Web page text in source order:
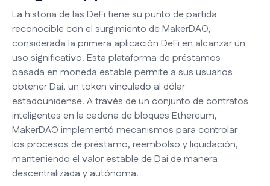
La historia de las DeFi tiene su punto de partida
reconocible con el surgimiento de MakerDAO,
considerada la primera aplicación DeFi en alcanzar un
uso significativo. Esta plataforma de préstamos
basada en moneda estable permite a sus usuarios
obtener Dai, un token vinculado al dólar
estadounidense. A través de un conjunto de contratos
inteligentes en la cadena de bloques Ethereum,
MakerDAO implementó mecanismos para controlar
los procesos de préstamo, reembolso y liquidación,
manteniendo el valor estable de Dai de manera
descentralizada y autónoma.